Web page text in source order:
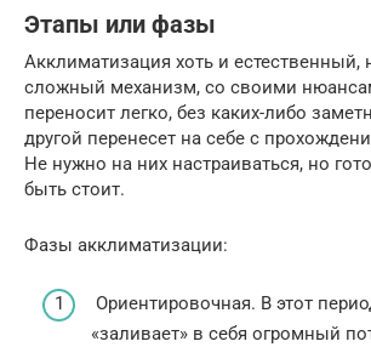
Этапы или фазы
Акклиматизация хоть и естественный,
сложный механизм, со своими
переносит легко, без каких-либо
другой перенесет на себе с
Не нужно на них настраиваться, но
быть стоит.
Фазы акклиматизации:
Ориентировочная. В этот
«заливает» в себя огромный